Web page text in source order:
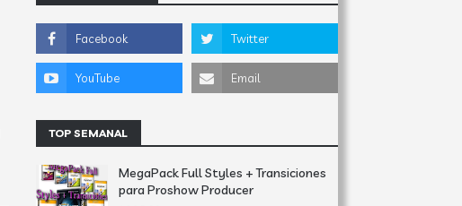
TOP SEMANAL
MegaPack Full Styles + Transiciones
para Proshow Producer